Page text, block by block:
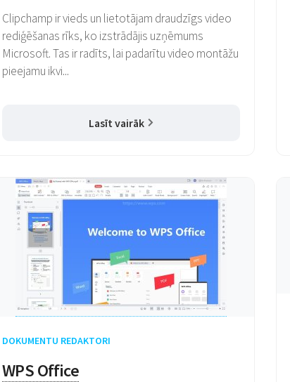
Clipchamp ir vieds un lietotājam draudzīgs video
rediģēšanas rīks, ko izstrādājis uzņēmums
Microsoft. Tas ir radīts, lai padarītu video montāžu
pieejamu ikvi...
Lasīt vairāk
DOKUMENTU REDAKTORI
WPS Office